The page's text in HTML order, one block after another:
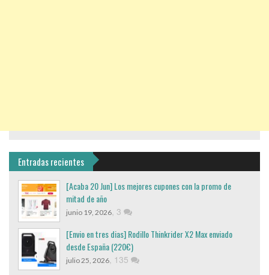
Entradas recientes
[Acaba 20 Jun] Los mejores cupones con la promo de
mitad de año
junio 19, 2026, 3
[Envio en tres dias] Rodillo Thinkrider X2 Max enviado
desde España (220€)
julio 25, 2026, 135